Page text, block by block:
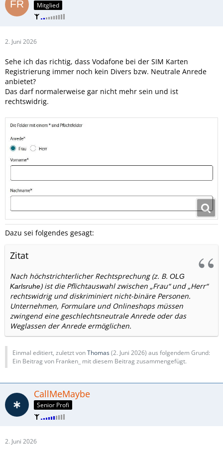
Mitglied
2. Juni 2026
Sehe ich das richtig, dass Vodafone bei der SIM Karten
Registrierung immer noch kein Divers bzw. Neutrale Anrede
anbietet?
Das darf normalerweise gar nicht mehr sein und ist
rechtswidrig.
Dazu sei folgendes gesagt:
Zitat
Nach höchstrichterlicher Rechtsprechung (z. B. OLG
Karlsruhe) ist die Pflichtauswahl zwischen „Frau“ und „Herr“
rechtswidrig und diskriminiert nicht-binäre Personen.
Unternehmen, Formulare und Onlineshops müssen
zwingend eine geschlechtsneutrale Anrede oder das
Weglassen der Anrede ermöglichen.
Einmal editiert, zuletzt vonThomas(2. Juni 2026) aus folgendem Grund:
Ein Beitrag von Franken_ mit diesem Beitrag zusammengefügt.
CallMeMaybe
Senior Profi
2. Juni 2026